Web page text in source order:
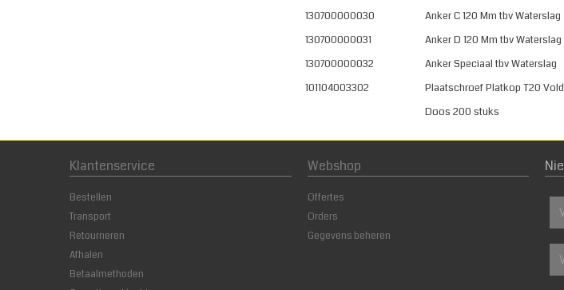
130700000030
Anker C 120 Mm tbv Waterslag
130700000031
Anker D 120 Mm tbv Waterslag
130700000032
Anker Speciaal tbv Waterslag
101104003302
Plaatschroef Platkop T20
Doos 200 stuks
Klantenservice
Bestellen
Transport
Retourneren
Afhalen
Betaalmethoden
Webshop
Offertes
Orders
Gegevens beheren